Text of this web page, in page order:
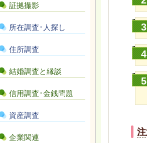
証拠撮影
所在調査･人探し
住所調査
結婚調査と縁談
信用調査･金銭問題
資産調査
企業関連